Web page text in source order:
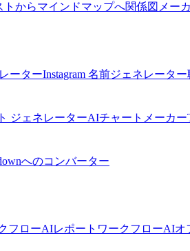
トからマインドマップへ関係図メー
ーターInstagram 名前ジェネレーター
ジェネレーターAIチャートメーカー
へのコンバーター
フローAIレポートワークフローAIオ